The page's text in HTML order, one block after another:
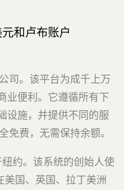
和卢布账户
司。该平台为成千上万
业便利。它遵循所有下
设施，并提供不同的服
免费，无需保持余额。
约。该系统的创始人使
国、英国、拉丁美洲